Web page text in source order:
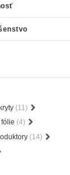
(11)
(4)
(14)